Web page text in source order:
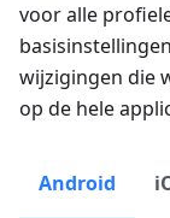
voor alle
wijzigingen die
op de hele
Android